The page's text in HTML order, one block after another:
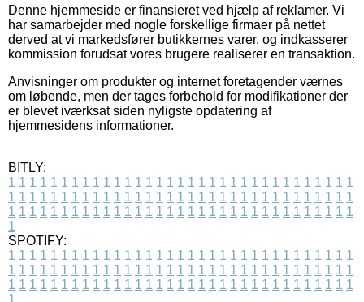
Denne hjemmeside er finansieret ved hjælp af reklamer. Vi
har samarbejder med nogle forskellige firmaer på nettet
derved at vi markedsfører butikkernes varer, og indkasserer
kommission forudsat vores brugere realiserer en transaktion.
Anvisninger om produkter og internet foretagender værnes
om løbende, men der tages forbehold for modifikationer der
er blevet iværksat siden nyligste opdatering af
hjemmesidens informationer.
BITLY:
1 1 1 1 1 1 1 1 1 1 1 1 1 1 1 1 1 1 1 1 1 1 1 1 1 1 1 1 1 1 1 1 1
1 1 1 1 1 1 1 1 1 1 1 1 1 1 1 1 1 1 1 1 1 1 1 1 1 1 1 1 1 1 1 1 1
1 1 1 1 1 1 1 1 1 1 1 1 1 1 1 1 1 1 1 1 1 1 1 1 1 1 1 1 1 1 1 1 1
1
SPOTIFY:
1 1 1 1 1 1 1 1 1 1 1 1 1 1 1 1 1 1 1 1 1 1 1 1 1 1 1 1 1 1 1 1 1
1 1 1 1 1 1 1 1 1 1 1 1 1 1 1 1 1 1 1 1 1 1 1 1 1 1 1 1 1 1 1 1 1
1 1 1 1 1 1 1 1 1 1 1 1 1 1 1 1 1 1 1 1 1 1 1 1 1 1 1 1 1 1 1 1 1
1